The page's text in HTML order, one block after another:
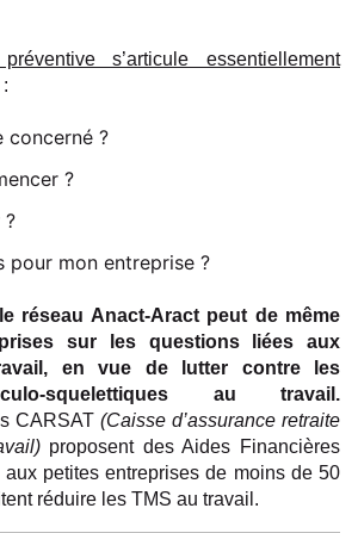
s’articule essentiellement
:
concerné ?
?
?
pour mon entreprise ?
réseau Anact-Aract peut de même
sur les questions liées aux
en vue de lutter contre les
squelettiques au travail.
CARSAT (Caisse d’assurance retraite
proposent des Aides Financières
aux petites entreprises de moins de 50
réduire les TMS au travail.